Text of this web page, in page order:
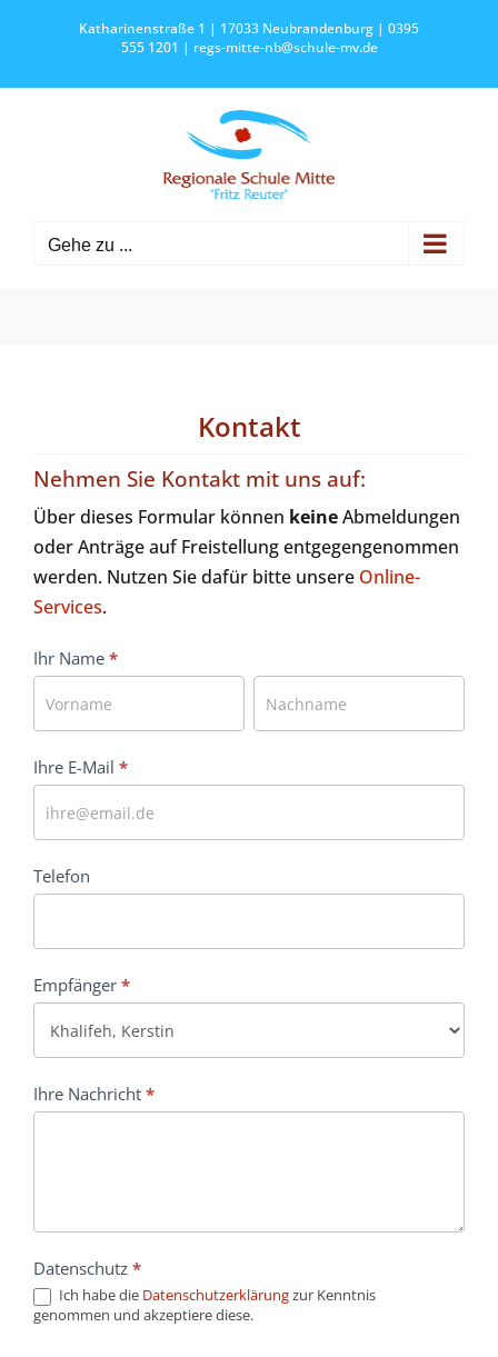
Katharinenstraße 1 | 17033 Neubrandenburg | 0395
555 1201 | regs-mitte-nb@schule-mv.de
Gehe zu ...
Kontakt
Nehmen Sie Kontakt mit uns auf:
Über dieses Formular können keineAbmeldungen
oder Anträge auf Freistellung entgegengenommen
werden. Nutzen Sie dafür bitte unsere Online-
Services.
Kontakt
Ihr Name *
Ihre E-Mail *
Telefon
Empfänger *
Ihre Nachricht *
Datenschutz *
Ich habe die Datenschutzerklärungzur Kenntnis
genommen und akzeptiere diese.